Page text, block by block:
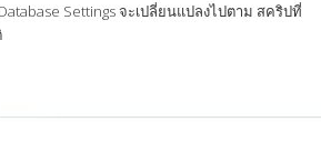
Settings จะเปลี่ยนแปลงไปตาม สคริปที่